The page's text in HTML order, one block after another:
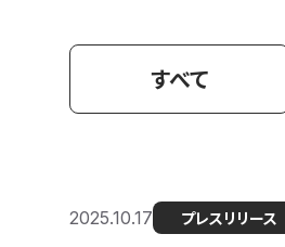
すべて
2025.10.17 プレスリリース